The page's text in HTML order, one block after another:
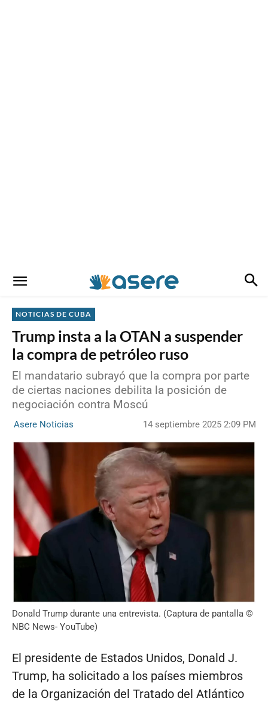
NOTICIAS DE CUBA
Trump insta a la OTAN a suspender
la compra de petróleo ruso
El mandatario subrayó que la compra por parte
de ciertas naciones debilita la posición de
negociación contra Moscú
Asere Noticias 14 septiembre 2025 2:09 PM
Donald Trump durante una entrevista. (Captura de pantalla ©
NBC News- YouTube)
El presidente de Estados Unidos, Donald J.
Trump, ha solicitado a los países miembros
de la Organización del Tratado del Atlántico